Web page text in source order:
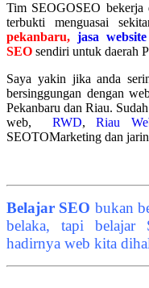
Tim SEOGOSEO bekerja
terbukti menguasai
pekanbaru, jasa
SEO sendiri untuk daerah
Saya yakin jika anda
bersinggungan dengan
Pekanbaru dan Riau.
web,RWD,Riau
SEOTOMarketing dan
Belajar SEO bukan
belaka, tapi belajar
hadirnya web kita